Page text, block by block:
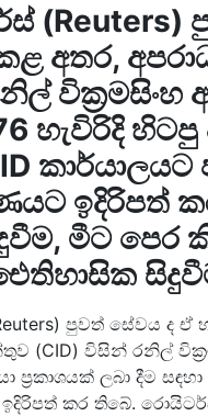
(Reuters)
කළ අතර,
වික්‍රමසිංහ
හැවිරිදි හිටපු
ඉදිරිපත්
මීට පෙර
පුවත් සේවය ද ඒ
(CID) විසින් රනිල්
ප්‍රකාශයක් ලබා දීම
කර තිබේ.